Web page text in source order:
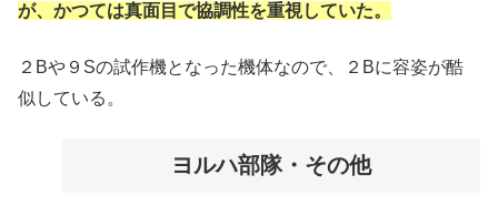
が、かつては真面目で協調性を重視していた。
２Bや９Sの試作機となった機体なので、２Bに容姿が酷
似している。
ヨルハ部隊・その他